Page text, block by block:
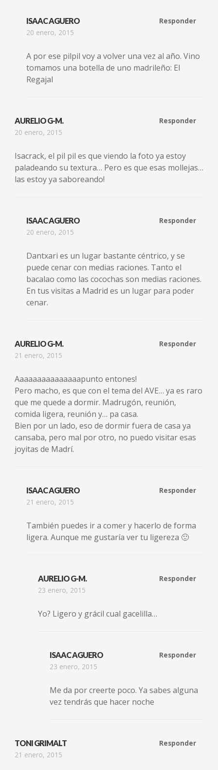
ISAAC AGUERO
20 enero, 2015
Responder
A por ese pilpil voy a volver una vez al año. Vino
tomamos una botella de uno madrileño: El
Regajal
AURELIO G-M.
20 enero, 2015
Responder
Isacrack, el pil pil es que viendo la foto ya estoy
paladeando su textura… Pero es que esas mollejas…
las estoy ya saboreando!
ISAAC AGUERO
20 enero, 2015
Responder
Dantxari es un lugar bastante céntrico, y se
puede cenar con medias raciones. Tanto el
bacalao como las cocochas son medias raciones.
En tus visitas a Madrid es un lugar para poder
cenar.
AURELIO G-M.
21 enero, 2015
Responder
Aaaaaaaaaaaaaaapunto entones!
Pero macho, es que con el tema del AVE… ya es raro
que me quede a dormir. Madrugón, reunión,
comida ligera, reunión y… pa casa.
Bien por un lado, eso de dormir fuera de casa ya
cansaba, pero mal por otro, no puedo visitar esas
joyitas de Madrí.
ISAAC AGUERO
21 enero, 2015
Responder
También puedes ir a comer y hacerlo de forma
ligera. Aunque me gustaría ver tu ligereza 🙂
AURELIO G-M.
23 enero, 2015
Responder
Yo? Ligero y grácil cual gacelilla…
ISAAC AGUERO
23 enero, 2015
Responder
Me da por creerte poco. Ya sabes alguna
vez tendrás que hacer noche
TONI GRIMALT
21 enero, 2015
Responder